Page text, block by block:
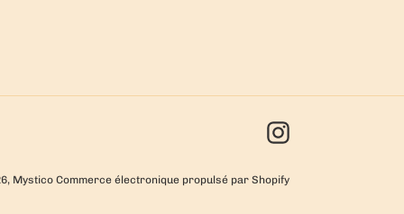
Instagram
Mystico Commerce électronique propulsé par Shopify